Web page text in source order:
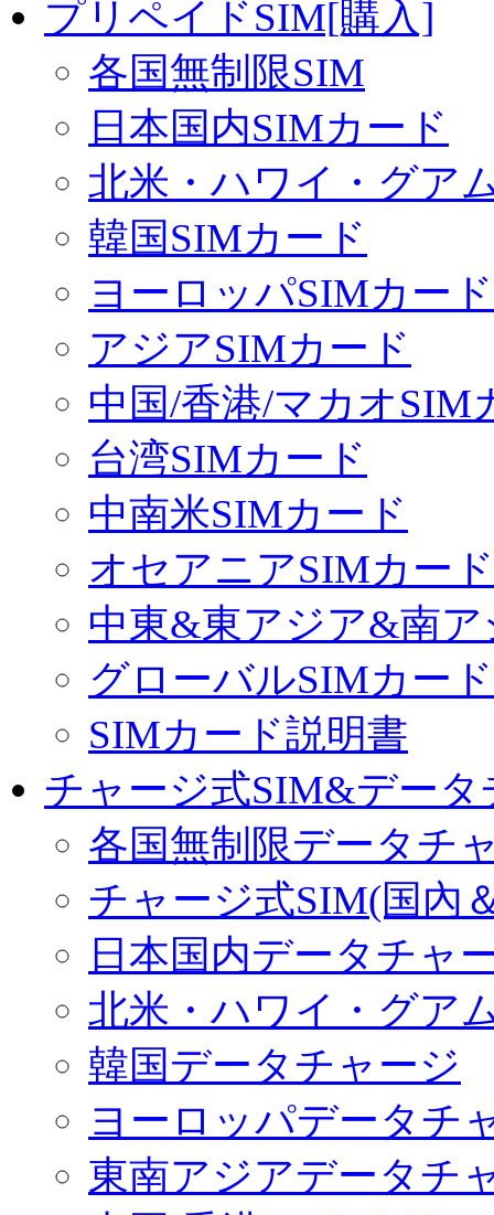
プリペイドSIM[購入]
各国無制限SIM
日本国内SIMカード
北米・ハワイ・グア
韓国SIMカード
ヨーロッパSIMカード
アジアSIMカード
中国/香港/マカオSIM
台湾SIMカード
中南米SIMカード
オセアニアSIMカード
中東&東アジア&南
グローバルSIMカード
SIMカード説明書
チャージ式SIM&デー
各国無制限データチ
チャージ式SIM(国內
日本国内データチャ
北米・ハワイ・グア
韓国データチャージ
ヨーロッパデータチ
東南アジアデータチ